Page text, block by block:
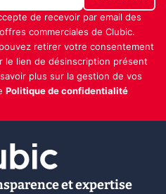
de recevoir par email des
commerciales de Clubic.
retirer votre consentement
le lien de désinscription présent
plus sur la gestion de vos
Politique de confidentialité
et expertise